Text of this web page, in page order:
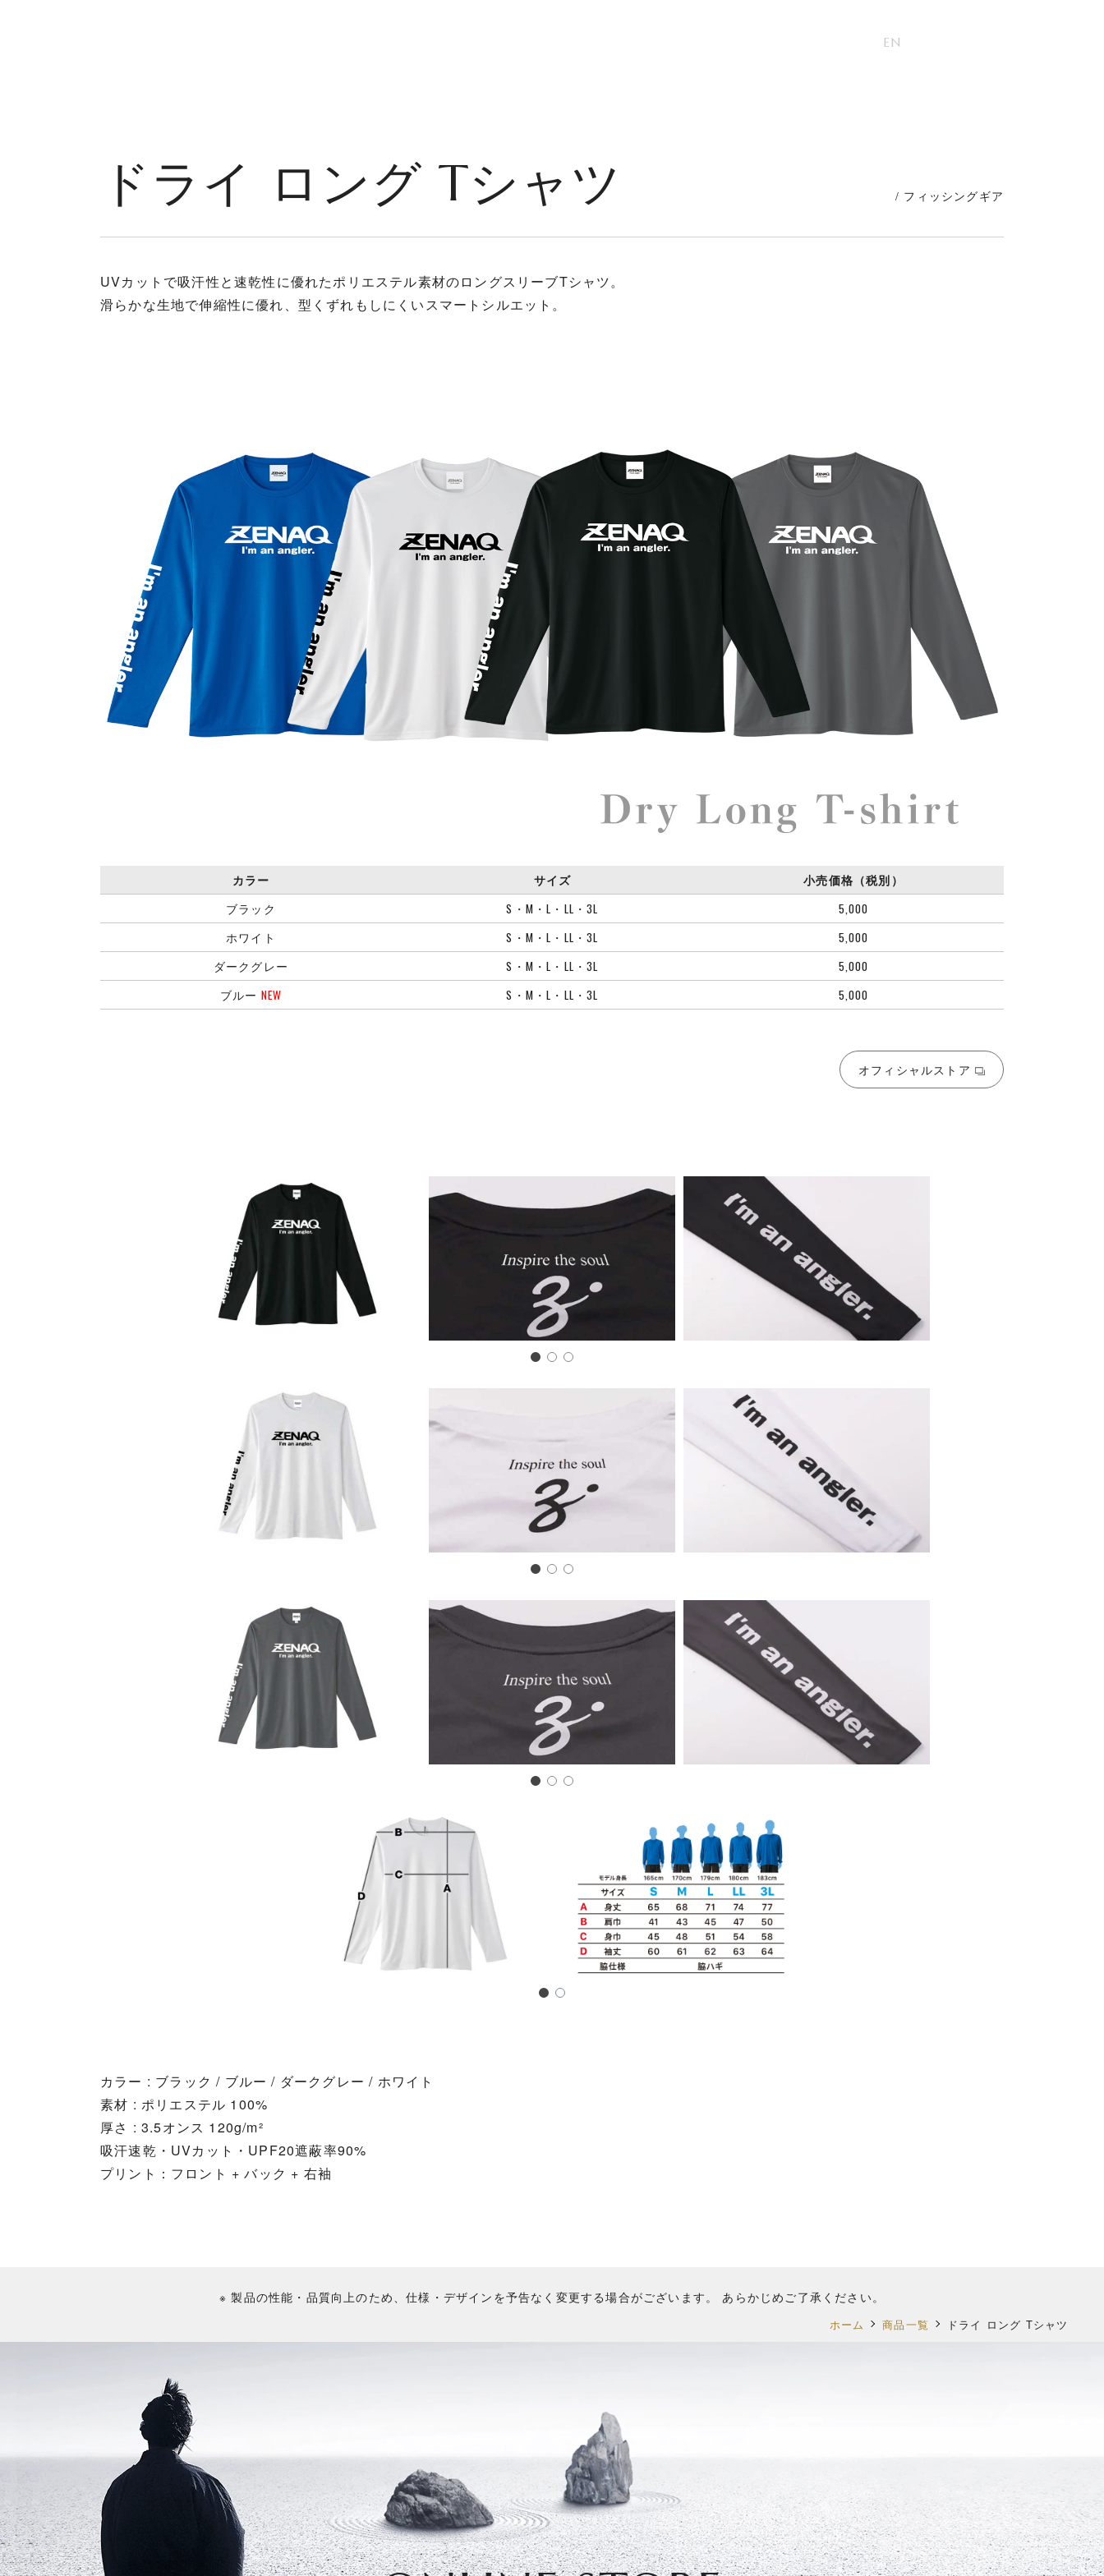
EN
ドライ ロング Tシャツ / フィッシングギア
UVカットで吸汗性と速乾性に優れたポリエステル素材のロングスリーブTシャツ。
滑らかな生地で伸縮性に優れ、型くずれもしにくいスマートシルエット。
カラー サイズ
小売価格（税別）
ブラック
S・M・L・LL・3L
5,000
ホワイト
S・M・L・LL・3L
5,000
ダークグレー
S・M・L・LL・3L
5,000
ブルー NEW S・M・L・LL・3L 5,000
オフィシャルストア
カラー : ブラック / ブルー / ダークグレー / ホワイト
素材 : ポリエステル 100%
厚さ : 3.5オンス 120g/m²
吸汗速乾・UVカット・UPF20遮蔽率90%
プリント：フロント + バック + 右袖
※ 製品の性能・品質向上のため、仕様・デザインを予告なく変更する場合がございます。 あらかじめご了承ください。
ホーム 商品一覧 ドライ ロング Tシャツ